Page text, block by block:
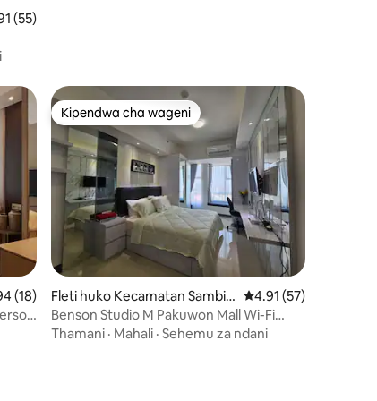
wa wastani wa 4.91 kati ya 5, tathmini 55
(55)
wa wastani wa 4.94 kati ya 5, tathmini 18
(18)
Kipendwa cha wageni
Kipendwa cha wageni
Fleti huko Kecamatan Sambik
erep
Ukadiriaji wa wastani
4.91 (57)
Benson Studio M Pakuwon Mall Wi-Fi
HotWater Pantry
Thamani · Mahali · Sehemu za ndani